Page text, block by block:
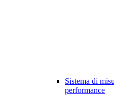
Sistema di
performance